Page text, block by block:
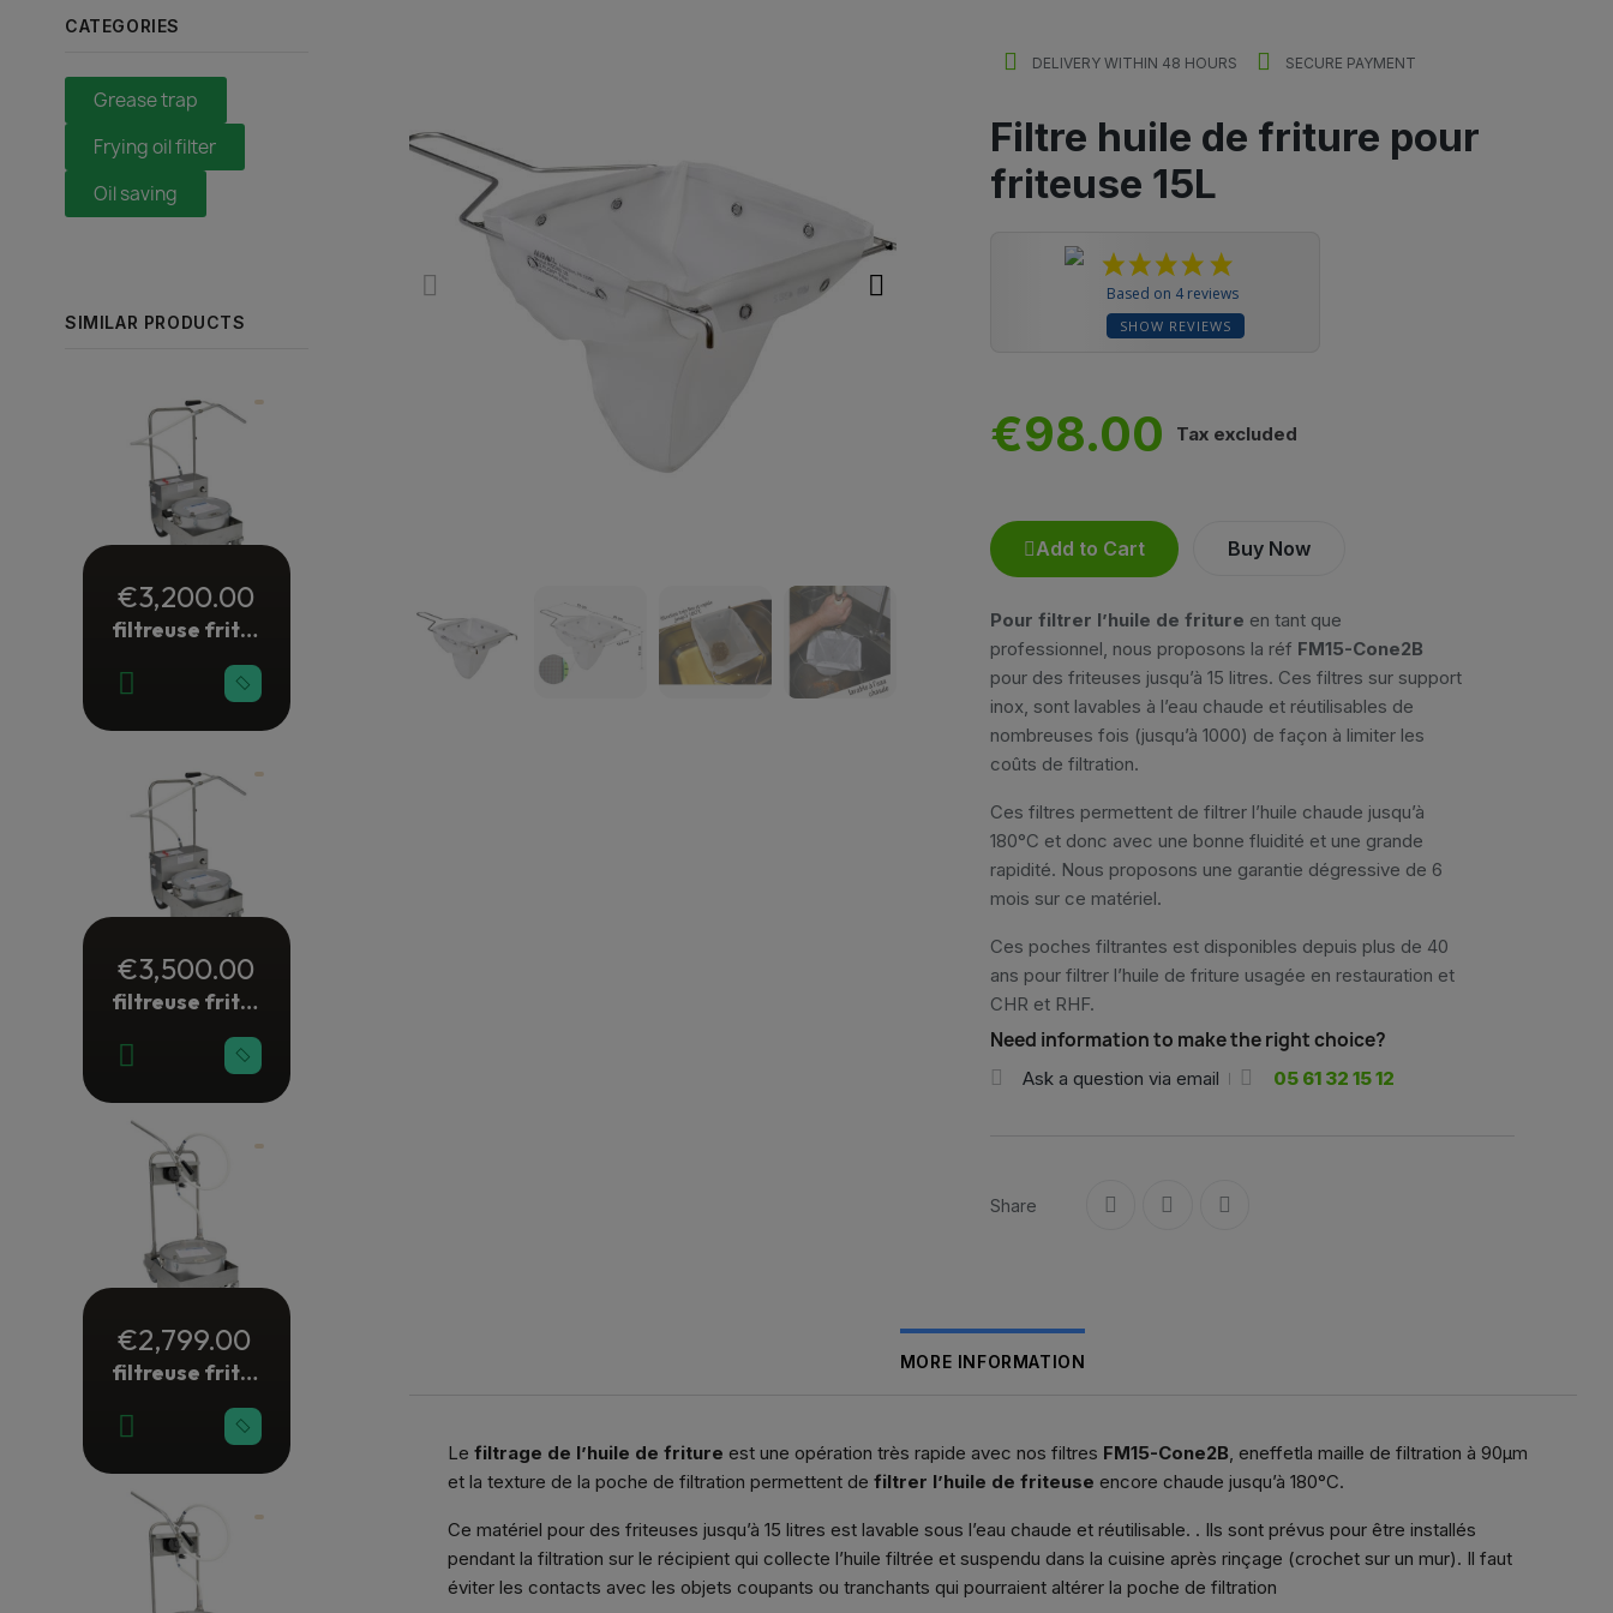
CATEGORIES
Grease trap
Frying oil filter
Oil saving
SIMILAR PRODUCTS
€3,200.00
filtreuse friture électrique 28 litres
€3,500.00
filtreuse friture électrique 38 litres
€2,799.00
filtreuse friture manuelle 28 litres
DELIVERY WITHIN 48 HOURS SECURE PAYMENT
Filtre huile de friture pour
friteuse 15L
Based on 4 reviews
SHOW REVIEWS
€98.00 Tax excluded
Add to Cart Buy Now
Pour filtrer l’huile de friture en tant que
professionnel, nous proposons la réf FM15-Cone2B
pour des friteuses jusqu’à 15 litres. Ces filtres sur support
inox, sont lavables à l’eau chaude et réutilisables de
nombreuses fois (jusqu’à 1000) de façon à limiter les
coûts de filtration.
Ces filtres permettent de filtrer l’huile chaude jusqu’à
180°C et donc avec une bonne fluidité et une grande
rapidité. Nous proposons une garantie dégressive de 6
mois sur ce matériel.
Ces poches filtrantes est disponibles depuis plus de 40
ans pour filtrer l’huile de friture usagée en restauration et
CHR et RHF.
Need information to make the right choice?
Ask a question via email 05 61 32 15 12
Share
MORE INFORMATION
Le filtrage de l’huile de friture est une opération très rapide avec nos filtres FM15-Cone2B , eneffetla maille de filtration à 90µm
et la texture de la poche de filtration permettent de filtrer l’huile de friteuse encore chaude jusqu’à 180°C.
Ce matériel pour des friteuses jusqu’à 15 litres est lavable sous l’eau chaude et réutilisable. . Ils sont prévus pour être installés
pendant la filtration sur le récipient qui collecte l’huile filtrée et suspendu dans la cuisine après rinçage (crochet sur un mur). Il faut
éviter les contacts avec les objets coupants ou tranchants qui pourraient altérer la poche de filtration